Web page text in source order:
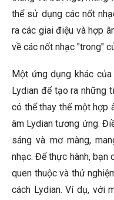
thể sử dụng các nốt
ra các giai điệu và hợp
về các nốt nhạc "trong"
Một ứng dụng khác
Lydian để tạo ra những
có thể thay thế một hợp
âm Lydian tương ứng.
sáng và mơ màng,
nhạc. Để thực hành, bạn
quen thuộc và thử
cách Lydian. Ví dụ, với